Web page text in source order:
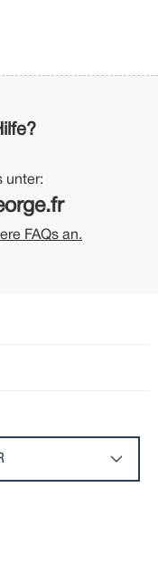
unter:
FAQs an.